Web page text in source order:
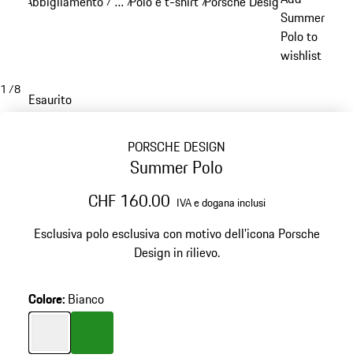
Reveal collapsed breadcrumb itemsSummer
Polo to
wishlist
1 /8
Esaurito
PORSCHE DESIGN
Summer Polo
CHF 160.00 IVA e dogana inclusi
Esclusiva polo esclusiva con motivo dell'icona Porsche
Design in rilievo.
Colore: Bianco
Colore
Bianco
Colore Verde